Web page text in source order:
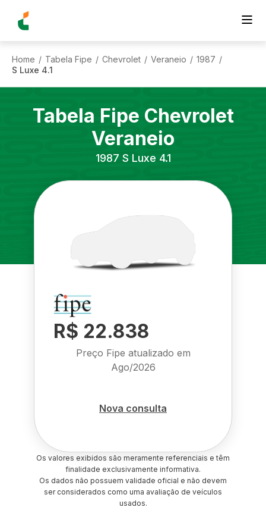
Home / Tabela Fipe / Chevrolet / Veraneio / 1987 /
S Luxe 4.1
Tabela Fipe Chevrolet
Veraneio
1987 S Luxe 4.1
R$ 22.838
Preço Fipe atualizado em
Ago/2026
Nova consulta
Os valores exibidos são meramente referenciais e têm
finalidade exclusivamente informativa.
Os dados não possuem validade oficial e não devem
ser considerados como uma avaliação de veículos
usados.